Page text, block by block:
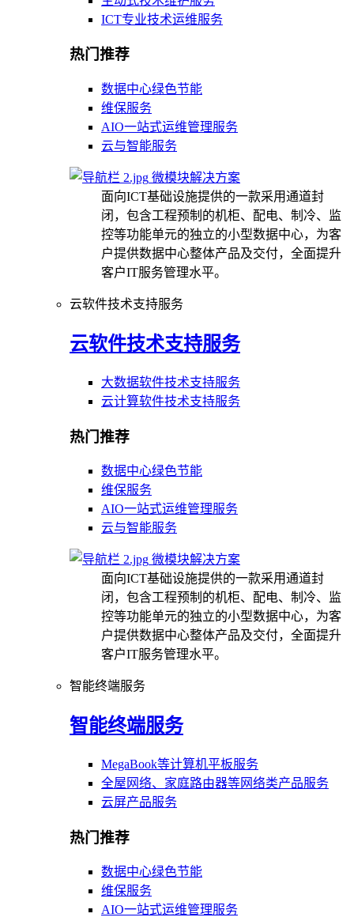
ICT专业技术运维服务
热门推荐
数据中心绿色节能
维保服务
AIO一站式运维管理服务
云与智能服务
微模块解决方案
面向ICT基础设施提供的一款采用通道封
闭，包含工程预制的机柜、配电、制冷、监
控等功能单元的独立的小型数据中心，为客
户提供数据中心整体产品及交付，全面提升
客户IT服务管理水平。
云软件技术支持服务
云软件技术支持服务
大数据软件技术支持服务
云计算软件技术支持服务
热门推荐
数据中心绿色节能
维保服务
AIO一站式运维管理服务
云与智能服务
微模块解决方案
面向ICT基础设施提供的一款采用通道封
闭，包含工程预制的机柜、配电、制冷、监
控等功能单元的独立的小型数据中心，为客
户提供数据中心整体产品及交付，全面提升
客户IT服务管理水平。
智能终端服务
智能终端服务
MegaBook等计算机平板服务
全屋网络、家庭路由器等网络类产品服务
云屏产品服务
热门推荐
数据中心绿色节能
维保服务
AIO一站式运维管理服务